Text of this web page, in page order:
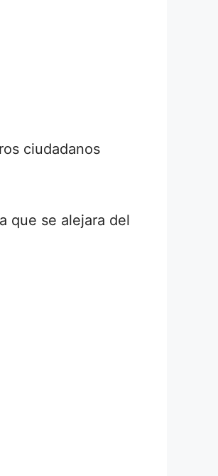
ciudadanos
que se alejara del